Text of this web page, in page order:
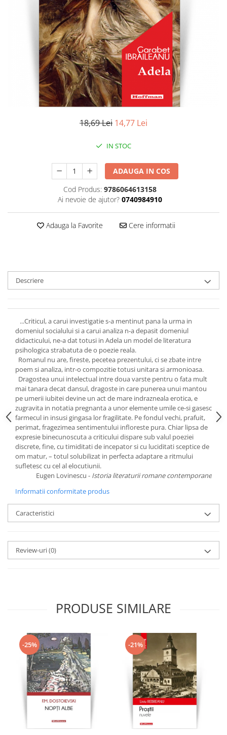
Literatura
Contemporana
Universala
Universala
Non-fictiune
Publicistica / Reportaje / Interviuri
Sociologie si filozofie
18,69 Lei 14,77 Lei
IN STOC
ADAUGA IN COS
Cod Produs: 9786064613158
Ai nevoie de ajutor? 0740984910
Adauga la Favorite Cere informatii
Descriere
...Criticul, a carui investigatie s-a mentinut pana la urma in
domeniul socialului si a carui analiza n-a depasit domeniul
didacticului, ne-a dat totusi in Adela un model de literatura
psihologica strabatuta de o poezie reala.
Romanul nu are, fireste, pecetea prezentului, ci se zbate intre
poem si analiza, intr-o compozitie totusi unitara si armonioasa.
Dragostea unui intelectual intre doua varste pentru o fata mult
mai tanara decat dansul, dragoste in care punerea unui mantou
pe umerii iubitei devine un act de mare indrazneala erotica, e
zugravita in notatia pregnanta a unor elemente umile ce-si gasesc
farmecul in insusi gingasa lor fragilitate. Pe fondul vechi, prafuit,
perimat, fragezimea sentimentului infloreste pura. Chiar lipsa de
expresie binecunoscuta a criticului dispare sub valul poeziei
discrete, fine, cu timiditati de incepator si cu luciditati sceptice de
om matur, – totul solubilizat in perfecta adaptare a ritmului
sufletesc cu cel al elocutiunii.
Eugen Lovinescu - Istoria literaturii romane contemporane
Informatii conformitate produs
Caracteristici
Review-uri(0)
PRODUSE SIMILARE
-25% -21%